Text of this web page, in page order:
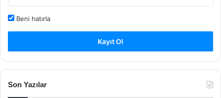
Beni hatırla
Kayıt Ol
Son Yazılar